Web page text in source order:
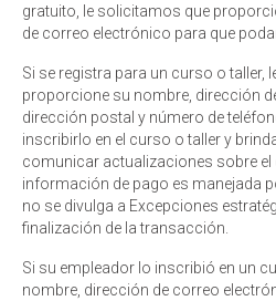
gratuito, le solicitamos que
de correo electrónico para que
Si se registra para un curso o taller,
proporcione su nombre, dirección
dirección postal y número de
inscribirlo en el curso o taller y
comunicar actualizaciones sobre el
información de pago es manejada
no se divulga a Excepciones
finalización de la transacción.
Si su empleador lo inscribió en un
nombre, dirección de correo